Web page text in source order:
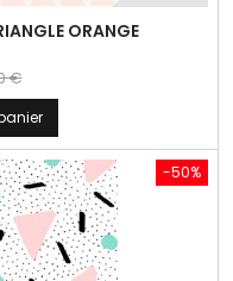
ORANGE
€
-50%